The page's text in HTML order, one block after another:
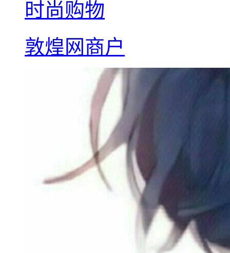
时尚购物
敦煌网商户